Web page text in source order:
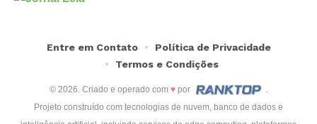
© 2026. Criado e operado com ♥ por
.
Projeto construído com tecnologias de nuvem, banco de dados e
Entre em Contato
Política de Privacidade
Termos e Condições